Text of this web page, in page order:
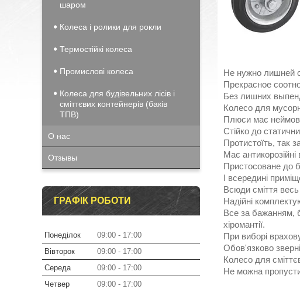
Не нужно лишней
Прекрасное
Без лишних
Колесо для
Плюси має
Стійко до
Протистоїть, так
Має антикорозійні
Пристосоване до
І всередині
Всюди сміття
Надійні
Все за бажанням,
хіромантії.
При виборі
Обов'язково
Колесо для
Не можна
шаром
Колеса і ролики для рокли
Термостійкі колеса
Промислові колеса
Колеса для будівельних лісів і
сміттєвих контейнерів (баків
ТПВ)
О нас
Отзывы
ГРАФІК РОБОТИ
Понеділок 09:00
17:00
Вівторок
09:00
17:00
Середа
09:00
17:00
Четвер
09:00
17:00